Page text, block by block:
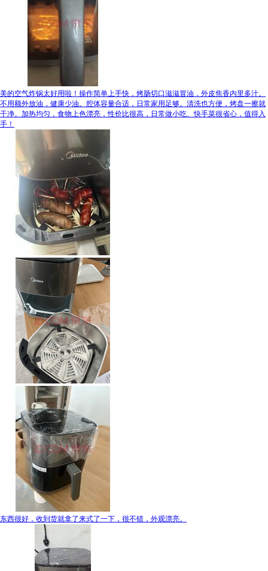
美的空气炸锅太好用啦！操作简单上手快，烤肠切口滋滋冒油，外皮焦香内里多汁。
不用额外放油，健康少油。腔体容量合适，日常家用足够。清洗也方便，烤盘一擦就
干净。加热均匀，食物上色漂亮，性价比很高，日常做小吃、快手菜很省心，值得入
手！
东西很好，收到货就拿了来式了一下，很不错，外观漂亮。